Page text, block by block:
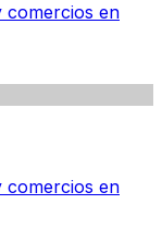
comercios en
comercios en